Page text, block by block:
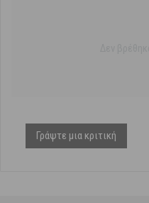
Γράψτε μια κριτική